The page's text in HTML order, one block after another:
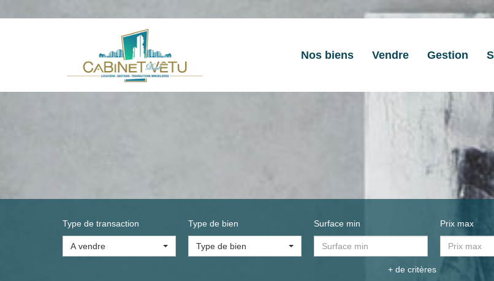
Nos biens Vendre Gestion
Type de transaction
A vendre
Type de bien
Type de bien
Surface min Prix max
+ de critères